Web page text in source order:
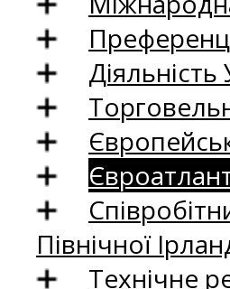
Діяльність
Північної
Технічне